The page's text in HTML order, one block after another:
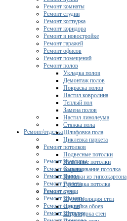
Ремонт/отделка
Ремонт квартиры
Ремонт балкона
Ремонт ванны
Ремонт туалета
Ремонт кухни
Ремонт комнаты
Ремонт студии
Ремонт коттеджа
Ремонт комнаты
Ремонт студии
Ремонт коттеджа
Ремонт коридора
Ремонт в новостройке
Ремонт гаражей
Ремонт офисов
Ремонт помещений
Ремонт полов
Укладка полов
Демонтаж полов
Покраска полов
Настил ковролина
Теплый пол
Замена полов
Настил линолеума
Стяжка пола
Шлифовка пола
Циклевка паркета
Ремонт потолков
Подвесные потолки
Натяжные потолки
Выравнивание потолка
Потолки из гипсокартона
Грунтовка потолка
Ремонт стен
Шумоизоляция стен
Поклейка обоев
Штукатурка стен